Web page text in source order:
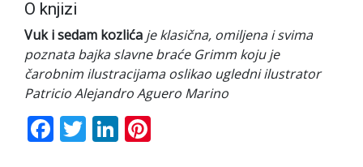
O knjizi
Vuk i sedam kozlića je klasična, omiljena i svima
poznata bajka slavne braće Grimm koju je
čarobnim ilustracijama oslikao ugledni ilustrator
Patricio Alejandro Aguero Marino
Facebook
TwitterLinkedIn